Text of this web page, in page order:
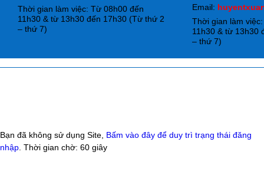
Thời gian làm việc: Từ 08h00 đến
11h30 & từ 13h30 đến 17h30 (Từ thứ 2
– thứ 7)
Email:
Thời gian làm
11h30 & từ 13h30
– thứ 7)
Bạn đã không sử dụng Site, Bấm vào đây để duy trì trạng thái đăng
nhập . Thời gian chờ: 60 giây